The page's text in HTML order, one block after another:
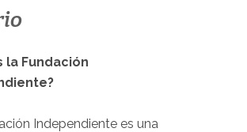
la Fundación
Independiente es una